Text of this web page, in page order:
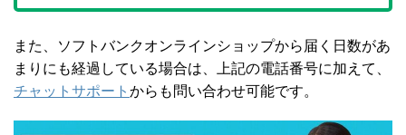
また、ソフトバンクオンラインショップから届く日数があ
まりにも経過している場合は、上記の電話番号に加えて、
チャットサポート からも問い合わせ可能です。